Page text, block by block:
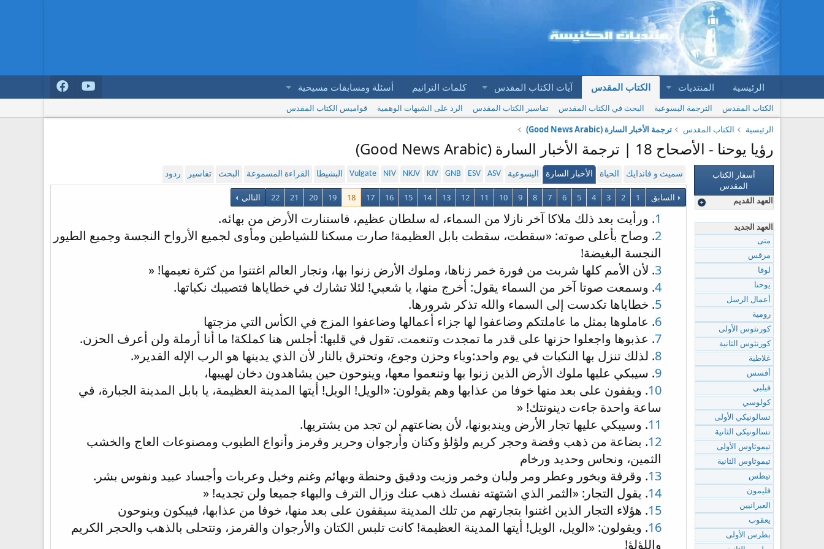
الرئيسية المنتديات الكتاب المقدس آيات الكتاب المقدس كلمات الترانيم أسئلة ومسابقات مسيحية
الكتاب المقدس الترجمة اليسوعية البحث في الكتاب المقدس تفاسير الكتاب المقدس الرد على الشبهات الوهمية
قواميس الكتاب المقدس
الرئيسية
الكتاب المقدس ترجمة الأخبار السارة (Good News Arabic)
رؤيا يوحنا - الأصحاح 18 | ترجمة الأخبار السارة (Good News Arabic)
سميث و فاندايك الحياة الأخبار السارة اليسوعية ASV
ESV
GNB
KJV
NKJV
NIV
Vulgate البشيطا القراءة المسموعة البحث تفاسير ردود
السابق 1
2
3
4
5
6
7
8
9
10
11
12
13
14
15
16
17
18
19
20
21
22 التالي
1. ورأيت بعد ذلك ملاكا آخر نازلا من السماء، له سلطان عظيم، فاستنارت الأرض من بهائه.
2. وصاح بأعلى صوته: «سقطت، سقطت بابل العظيمة! صارت مسكنا للشياطين ومأوى لجميع الأرواح النجسة وجميع الطيور
النجسة البغيضة!
3. لأن الأمم كلها شربت من فورة خمر زناها، وملوك الأرض زنوا بها، وتجار العالم اغتنوا من كثرة نعيمها! «
4. وسمعت صوتا آخر من السماء يقول: أخرج منها، يا شعبي! لئلا تشارك في خطاياها فتصيبك نكباتها.
5. خطاياها تكدست إلى السماء والله تذكر شرورها.
6. عاملوها بمثل ما عاملتكم وضاعفوا لها جزاء أعمالها وضاعفوا المزج في الكأس التي مزجتها
7. عذبوها واجعلوا حزنها على قدر ما تمجدت وتنعمت. تقول في قلبها: أجلس هنا كملكة! ما أنا أرملة ولن أعرف الحزن.
8. لذلك تنزل بها النكبات في يوم واحد:وباء وحزن وجوع، وتحترق بالنار لأن الذي يدينها هو الرب الإله القدير«.
9. سيبكي عليها ملوك الأرض الذين زنوا بها وتنعموا معها، وينوحون حين يشاهدون دخان لهيبها،
10. ويقفون على بعد منها خوفا من عذابها وهم يقولون: «الويل! الويل! أيتها المدينة العظيمة، يا بابل المدينة الجبارة، في
ساعة واحدة جاءت دينونتك! «
11. وسيبكي عليها تجار الأرض ويندبونها، لأن بضاعتهم لن تجد من يشتريها.
12. بضاعة من ذهب وفضة وحجر كريم ولؤلؤ وكتان وأرجوان وحرير وقرمز وأنواع الطيوب ومصنوعات العاج والخشب
الثمين، ونحاس وحديد ورخام
13. وقرفة وبخور وعطر ومر ولبان وخمر وزيت ودقيق وحنطة وبهائم وغنم وخيل وعربات وأجساد عبيد ونفوس بشر.
14. يقول التجار: «الثمر الذي اشتهته نفسك ذهب عنك وزال الترف والبهاء جميعا ولن تجديه! «
15. هؤلاء التجار الذين اغتنوا بتجارتهم من تلك المدينة سيقفون على بعد منها، خوفا من عذابها، فيبكون وينوحون
16. ويقولون: «الويل، الويل! أيتها المدينة العظيمة! كانت تلبس الكتان والأرجوان والقرمز، وتتحلى بالذهب والحجر الكريم
واللؤلؤ!
أسفار الكتاب
المقدس
العهد القديم
العهد الجديد
متى
مرقس
لوقا
يوحنا
أعمال الرسل
رومية
كورنثوس الأولى
كورنثوس الثانية
غلاطية
أفسس
فيلبي
كولوسي
تسالونيكي الأولى
تسالونيكي الثانية
تيموثاوس الأولى
تيموثاوس الثانية
تيطس
فليمون
العبرانيين
يعقوب
بطرس الأولى